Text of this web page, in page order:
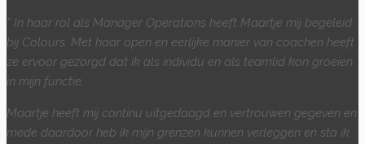
” In haar rol als Manager Operations heeft Maartje mij begeleid
bij Colours. Met haar open en eerlijke manier van coachen heeft
ze ervoor gezorgd dat ik als individu en als teamlid kon groeien
in mijn functie.
Maartje heeft mij continu uitgedaagd en vertrouwen gegeven en
mede daardoor heb ik mijn grenzen kunnen verleggen en sta ik